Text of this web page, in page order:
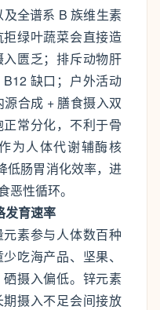
全谱系 B 族维生素
绿叶蔬菜会直接造
匮乏；排斥动物肝
缺口；户外活动
合成 + 膳食摄入双
常分化，不利于骨
为人体代谢辅酶核
低肠胃消化效率，进
恶性循环。
发育速率
素参与人体数百种
吃海产品、坚果、
摄入偏低。锌元素
摄入不足会间接放